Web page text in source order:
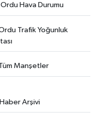
Ordu Hava Durumu
Trafik Yoğunluk
Manşetler
Haber Arşivi